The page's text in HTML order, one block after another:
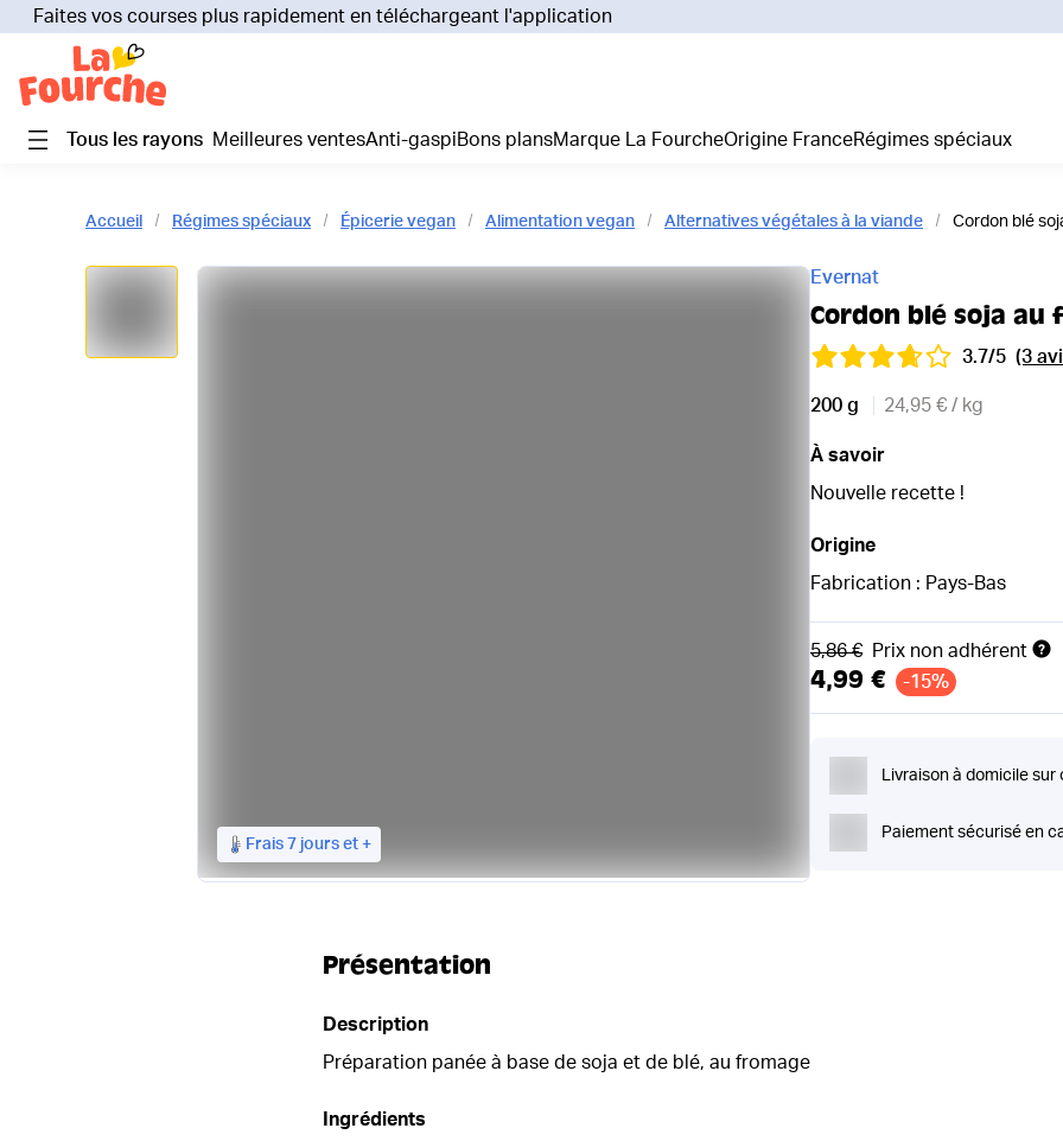
Faites vos courses plus rapidement en téléchargeant l'application
Nos
Je
Tous les rayons Meilleures ventes Anti-gaspi Bons plans Marque La Fourche Origine France Régimes spéciaux
Accueil Régimes spéciaux Épicerie vegan Alimentation vegan Alternatives végétales à la viande Cordon blé
Evernat
Cordon blé soja au
3.7/5 (3
200 g 24,95 € / kg
À savoir
Nouvelle recette !
Origine
Fabrication : Pays-Bas
Ancien prix
5,86 € Prix non adhérent
4,99 € -15%
Livraison à domicile sur
Paiement sécurisé en
Frais 7 jours et +
Présentation
Description
Préparation panée à base de soja et de blé, au fromage
Ingrédients